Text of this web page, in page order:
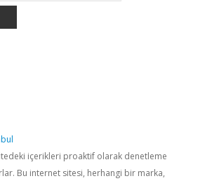
içerikleri proaktif olarak denetleme
Bu internet sitesi, herhangi bir marka,